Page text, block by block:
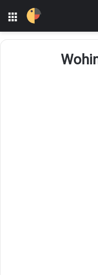
Menü